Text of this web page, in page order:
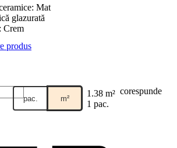
: Mat
glazurată
: Crem
produs
pac. m² 1.38 m² corespunde
1 pac.